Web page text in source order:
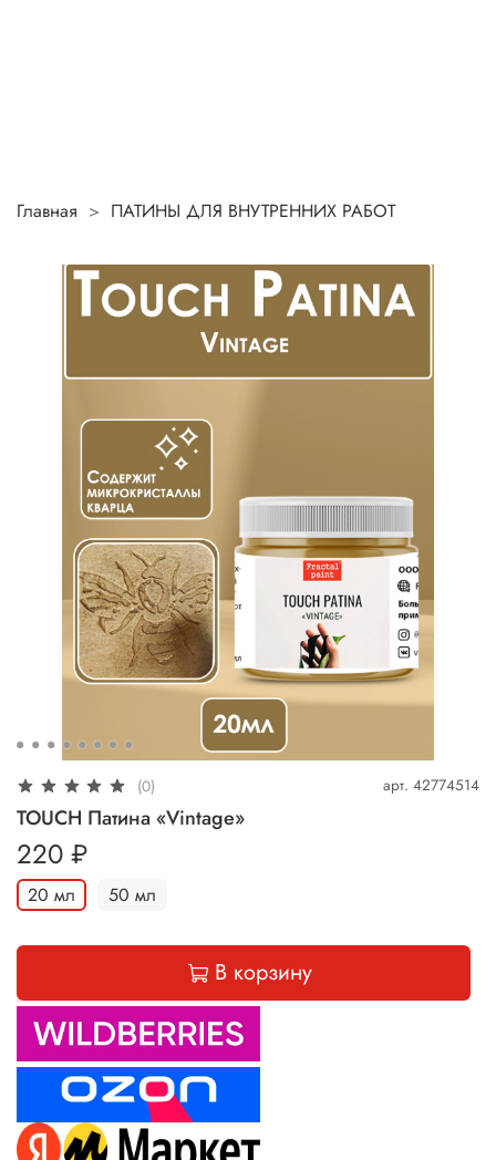
Главная ПАТИНЫ ДЛЯ ВНУТРЕННИХ РАБОТ
(0) арт. 42774514
TOUCH Патина «Vintage»
220 ₽
20 мл 50 мл
В корзину